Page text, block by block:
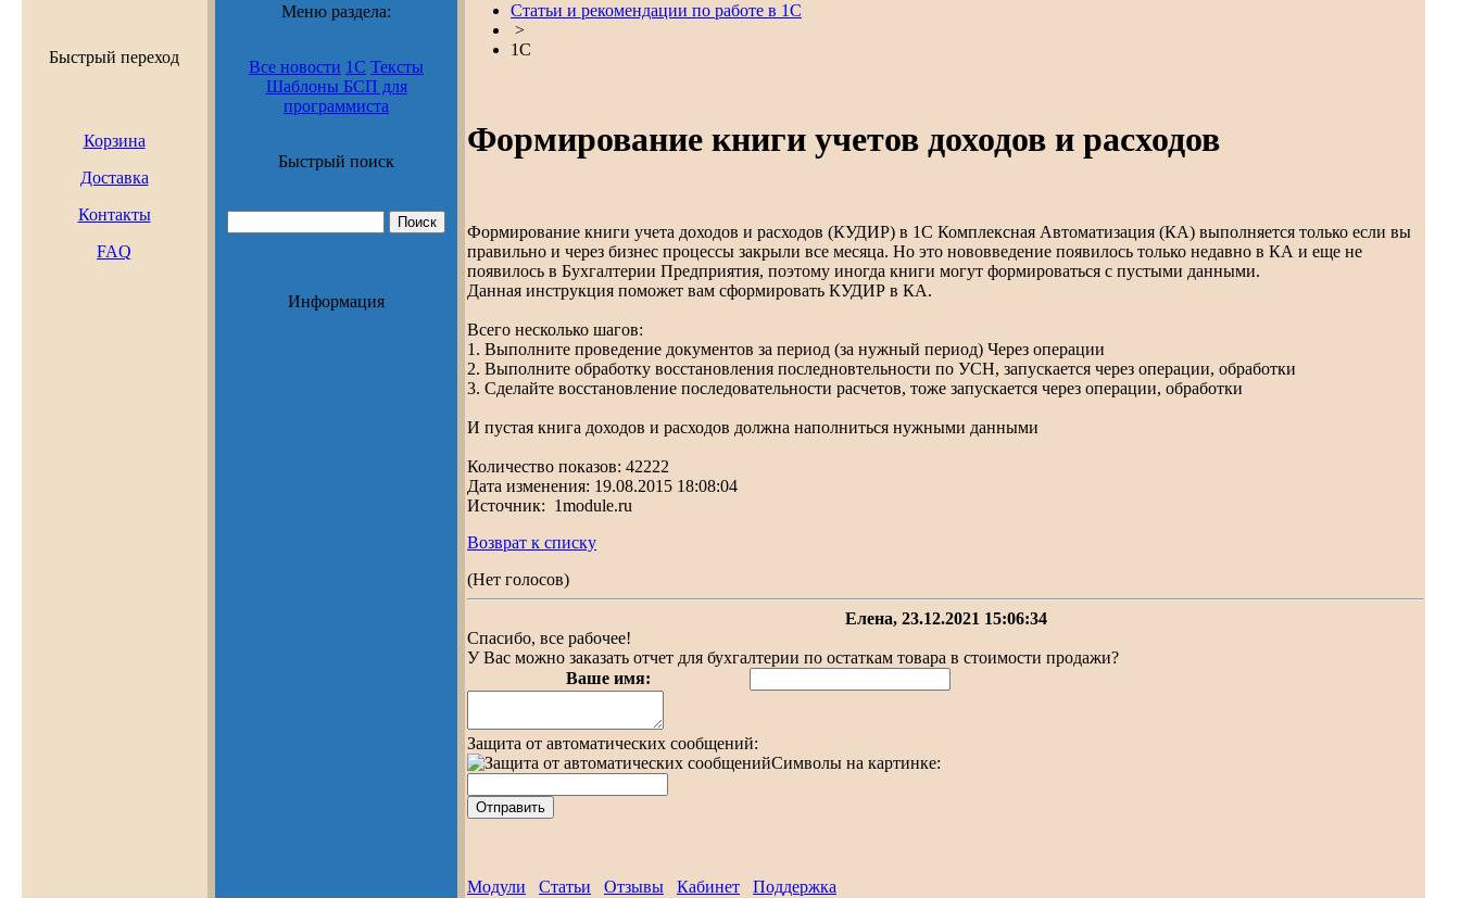
Быстрый переход
Корзина
Доставка
Контакты
FAQ
Меню раздела:
Все новости 1С Тексты
Шаблоны БСП для
программиста
Быстрый поиск
Информация
Статьи и рекомендации по работе в 1С
>
1С
Формирование книги учетов доходов и расходов
Формирование книги учета доходов и расходов (КУДИР) в 1С Комплексная Автоматизация (КА) выполняется только если вы
правильно и через бизнес процессы закрыли все месяца. Но это нововведение появилось только недавно в КА и еще не
появилось в Бухгалтерии Предприятия, поэтому иногда книги могут формироваться с пустыми данными.
Данная инструкция поможет вам сформировать КУДИР в КА.
Всего несколько шагов:
1. Выполните проведение документов за период (за нужный период) Через операции
2. Выполните обработку восстановления последновтельности по УСН, запускается через операции, обработки
3. Сделайте восстановление последовательности расчетов, тоже запускается через операции, обработки
И пустая книга доходов и расходов должна наполниться нужными данными
Количество показов: 42222
Дата изменения: 19.08.2015 18:08:04
Источник: 1module.ru
Возврат к списку
(Нет голосов)
Елена, 23.12.2021 15:06:34
Спасибо, все рабочее!
У Вас можно заказать отчет для бухгалтерии по остаткам товара в стоимости продажи?
Ваше имя:
Защита от автоматических сообщений:
Символы на картинке:
Модули Статьи Отзывы Кабинет
Поддержка